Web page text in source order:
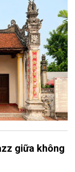
vị thủy tổ của
giữa không